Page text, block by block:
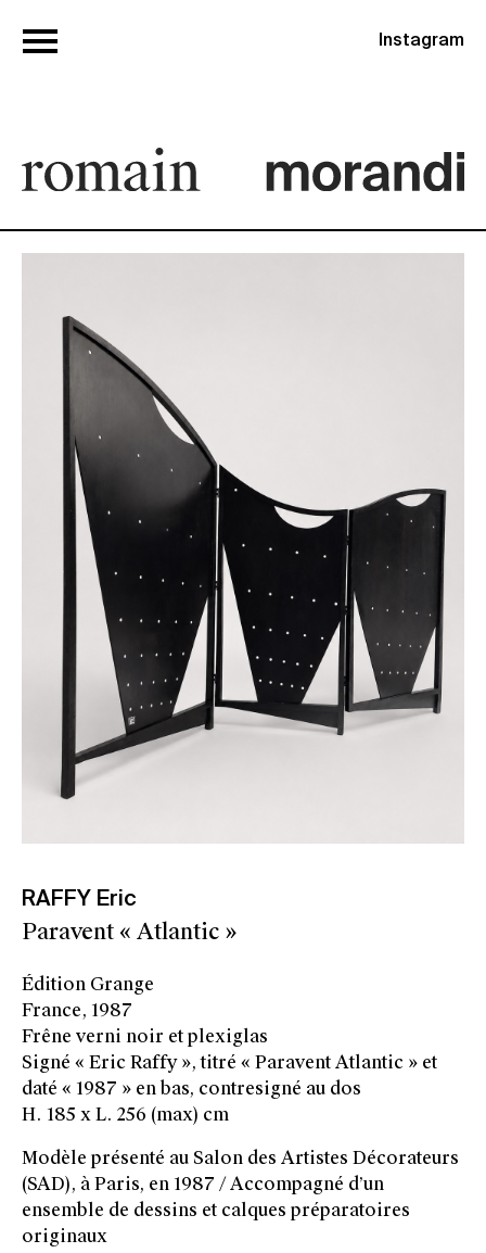
Instagram
RAFFY Eric
Paravent « Atlantic »
Édition Grange
France, 1987
Frêne verni noir et plexiglas
Signé « Eric Raffy », titré « Paravent Atlantic » et
daté « 1987 » en bas, contresigné au dos
H. 185 x L. 256 (max) cm
Modèle présenté au Salon des Artistes Décorateurs
(SAD), à Paris, en 1987 / Accompagné d’un
ensemble de dessins et calques préparatoires
originaux